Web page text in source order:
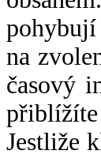
na
časový
Jestliže